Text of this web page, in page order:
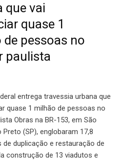
que vai
quase 1
de pessoas no
paulista
entrega travessia urbana que
quase 1 milhão de pessoas no
Obras na BR-153, em São
Preto (SP), englobaram 17,8
de duplicação e restauração de
construção de 13 viadutos e